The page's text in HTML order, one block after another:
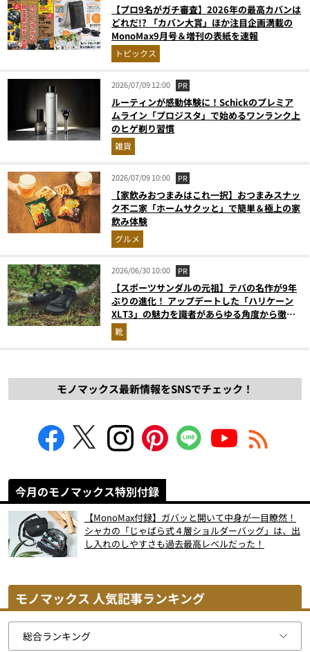
【プロ9名がガチ審査】2026年の最高カバンは
どれだ!? 「カバン大賞」ほか注目企画満載の
MonoMax9月号＆増刊の表紙を速報
トピックス
2026/07/09 12:00 PR
ルーティンが感動体験に！Schickのプレミア
ムライン「プロジスタ」で始めるワンランク上
のヒゲ剃り習慣
雑貨
2026/07/09 10:00 PR
【家飲みおつまみはこれ一択】おつまみスナッ
ク不二家「ホームサクッと」で簡単＆極上の家
飲み体験
グルメ
2026/06/30 10:00 PR
【スポーツサンダルの元祖】テバの名作が9年
ぶりの進化！ アップデートした「ハリケーン
XLT3」の魅力を識者があらゆる角度から徹底
解説！
靴
モノマックス最新情報をSNSでチェック！
今月のモノマックス特別付録
【MonoMax付録】ガバッと開いて中身が一目瞭然！
シャカの「じゃばら式４層ショルダーバッグ」は、出
し入れのしやすさも過去最高レベルだった！
モノマックス 人気記事ランキング